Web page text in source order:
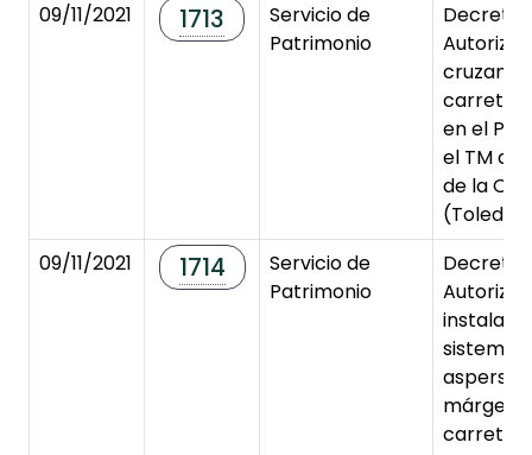
09/11/2021
1713
Servicio de
Patrimonio
Decreto
en el
el TM de
de la
(Toledo)
09/11/2021
1714
Servicio de
Patrimonio
Decreto
sistema